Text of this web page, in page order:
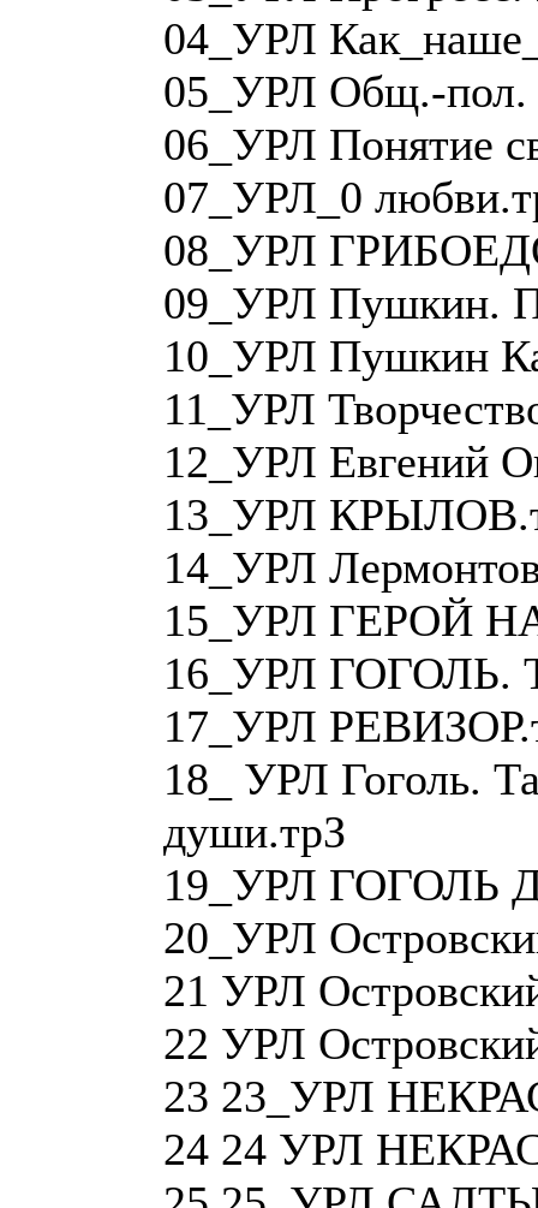
04_УРЛ
05_УРЛ Общ.-пол.
06_УРЛ Понятие
07_УРЛ_0
08_УРЛ
09_УРЛ Пушкин.
10_УРЛ Пушкин
11_УРЛ
12_УРЛ Евгений
13_УРЛ
14_УРЛ
15_УРЛ ГЕРОЙ
16_УРЛ ГОГОЛЬ.
17_УРЛ
18_ УРЛ Гоголь.
души.трЗ
19_УРЛ ГОГОЛЬ
20_УРЛ
21 УРЛ
22 УРЛ
23 23_УРЛ
24 24 УРЛ